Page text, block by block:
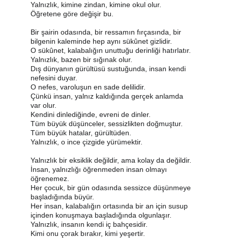
Yalnızlık, kimine zindan, kimine okul olur.
Öğretene göre değişir bu.
Bir şairin odasında, bir ressamın fırçasında, bir
bilgenin kaleminde hep aynı sükûnet gizlidir.
O sükûnet, kalabalığın unuttuğu derinliği hatırlatır.
Yalnızlık, bazen bir sığınak olur.
Dış dünyanın gürültüsü sustuğunda, insan kendi
nefesini duyar.
O nefes, varoluşun en sade delilidir.
Çünkü insan, yalnız kaldığında gerçek anlamda
var olur.
Kendini dinlediğinde, evreni de dinler.
Tüm büyük düşünceler, sessizlikten doğmuştur.
Tüm büyük hatalar, gürültüden.
Yalnızlık, o ince çizgide yürümektir.
Yalnızlık bir eksiklik değildir, ama kolay da değildir.
İnsan, yalnızlığı öğrenmeden insan olmayı
öğrenemez.
Her çocuk, bir gün odasında sessizce düşünmeye
başladığında büyür.
Her insan, kalabalığın ortasında bir an için susup
içinden konuşmaya başladığında olgunlaşır.
Yalnızlık, insanın kendi iç bahçesidir.
Kimi onu çorak bırakır, kimi yeşertir.